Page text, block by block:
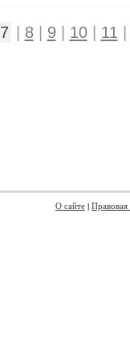
7 8| 9 10| 11
О сайте